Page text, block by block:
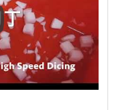
109 जड़ वाली सब्ज़ियों को काटने